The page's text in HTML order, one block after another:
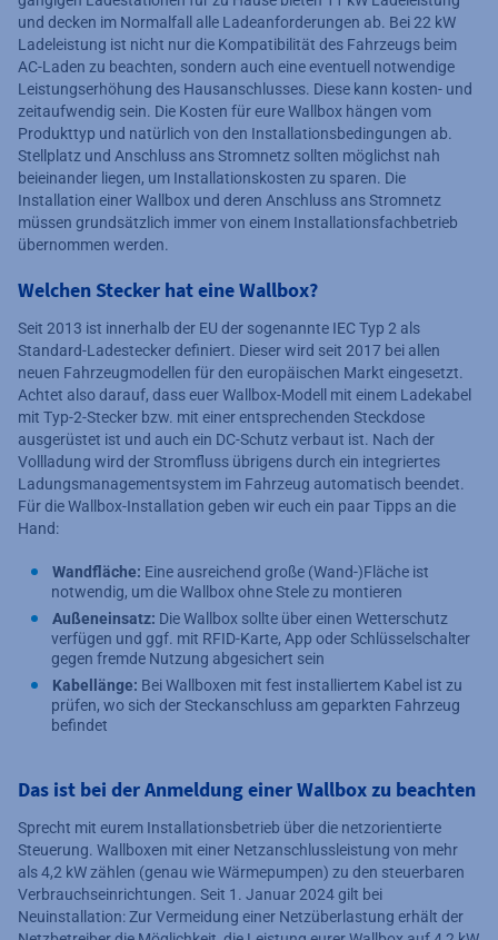
und decken im Normalfall alle Ladeanforderungen ab. Bei 22 kW
Ladeleistung ist nicht nur die Kompatibilität des Fahrzeugs beim
AC-Laden zu beachten, sondern auch eine eventuell notwendige
Leistungserhöhung des Hausanschlusses. Diese kann kosten- und
zeitaufwendig sein. Die Kosten für eure Wallbox hängen vom
Produkttyp und natürlich von den Installationsbedingungen ab.
Stellplatz und Anschluss ans Stromnetz sollten möglichst nah
beieinander liegen, um Installationskosten zu sparen. Die
Installation einer Wallbox und deren Anschluss ans Stromnetz
müssen grundsätzlich immer von einem Installationsfachbetrieb
übernommen werden.
Welchen Stecker hat eine Wallbox?
Seit 2013 ist innerhalb der EU der sogenannte IEC Typ 2 als
Standard-Ladestecker definiert. Dieser wird seit 2017 bei allen
neuen Fahrzeugmodellen für den europäischen Markt eingesetzt.
Achtet also darauf, dass euer Wallbox-Modell mit einem Ladekabel
mit Typ-2-Stecker bzw. mit einer entsprechenden Steckdose
ausgerüstet ist und auch ein DC-Schutz verbaut ist. Nach der
Vollladung wird der Stromfluss übrigens durch ein integriertes
Ladungsmanagementsystem im Fahrzeug automatisch beendet.
Für die Wallbox-Installation geben wir euch ein paar Tipps an die
Hand:
Wandfläche: Eine ausreichend große (Wand-)Fläche ist
notwendig, um die Wallbox ohne Stele zu montieren
Außeneinsatz: Die Wallbox sollte über einen Wetterschutz
verfügen und ggf. mit RFID-Karte, App oder Schlüsselschalter
gegen fremde Nutzung abgesichert sein
Kabellänge: Bei Wallboxen mit fest installiertem Kabel ist zu
prüfen, wo sich der Steckanschluss am geparkten Fahrzeug
befindet
Das ist bei der Anmeldung einer Wallbox zu beachten
Sprecht mit eurem Installationsbetrieb über die netzorientierte
Steuerung. Wallboxen mit einer Netzanschlussleistung von mehr
als 4,2 kW zählen (genau wie Wärmepumpen) zu den steuerbaren
Verbrauchseinrichtungen. Seit 1. Januar 2024 gilt bei
Neuinstallation: Zur Vermeidung einer Netzüberlastung erhält der